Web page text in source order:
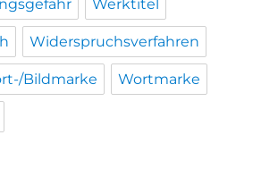
Werktitel
Widerspruchsverfahren
Bildmarke Wortmarke